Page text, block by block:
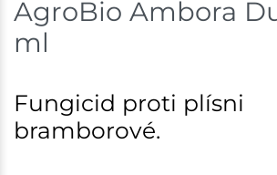
AgroBio Ambora
ml
Fungicid proti plísni
bramborové.